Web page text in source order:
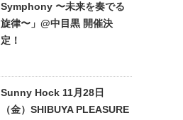
Symphony 〜未来を奏でる
旋律〜」@中目黒 開催決
定！
Sunny Hock 11月28日
（金）SHIBUYA PLEASURE